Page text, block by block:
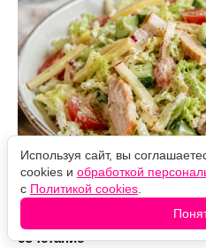
Этот салат понравился
«Копченый» с яйцами и
сочетание
Используя сайт, вы
cookies и обработкой
с Политикой cookies